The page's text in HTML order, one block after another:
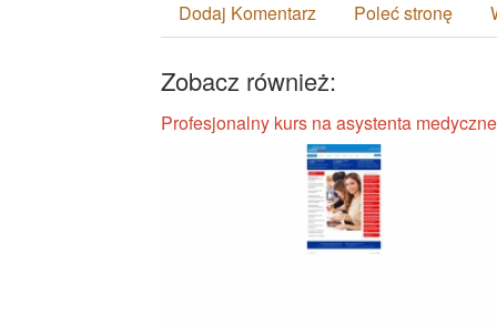
Dodaj Komentarz Poleć stronę
Zobacz również:
Profesjonalny kurs na asystenta